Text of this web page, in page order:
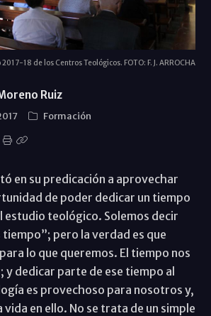
18 de los Centros Teológicos. FOTO: F. J. ARROCHA
Ruiz
Formación
en su predicación a aprovechar
de poder dedicar un tiempo
estudio teológico. Solemos decir
pero la verdad es que
lo que queremos. El tiempo nos
y dedicar parte de ese tiempo al
es provechoso para nosotros y,
vida en ello. No se trata de un simple